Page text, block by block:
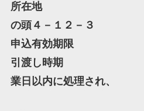
所在地 東京
の頭４－１２－３
申込有効期限
引渡し時期 注
業日以内に処理され、
商品は